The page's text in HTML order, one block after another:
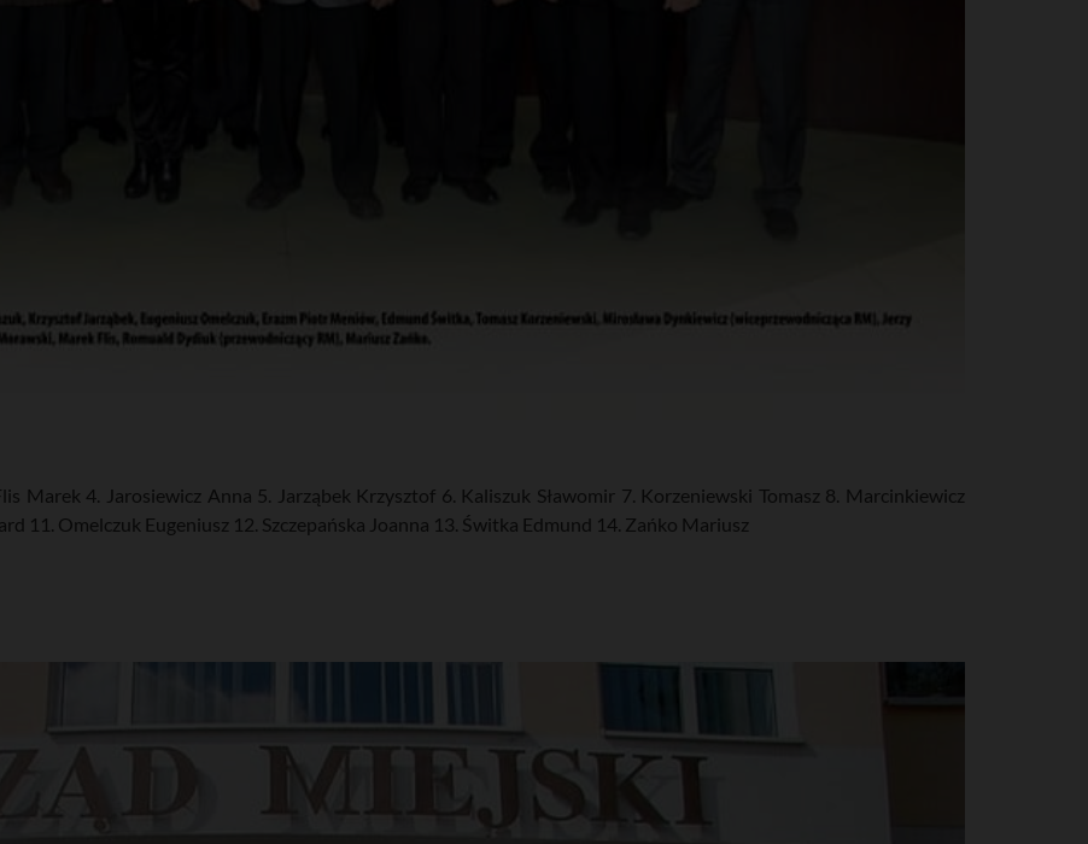
Marek 4. Jarosiewicz Anna 5. Jarząbek Krzysztof 6. Kaliszuk Sławomir 7. Korzeniewski Tomasz 8. Marcinkiewicz
11. Omelczuk Eugeniusz 12. Szczepańska Joanna 13. Świtka Edmund 14. Zańko Mariusz